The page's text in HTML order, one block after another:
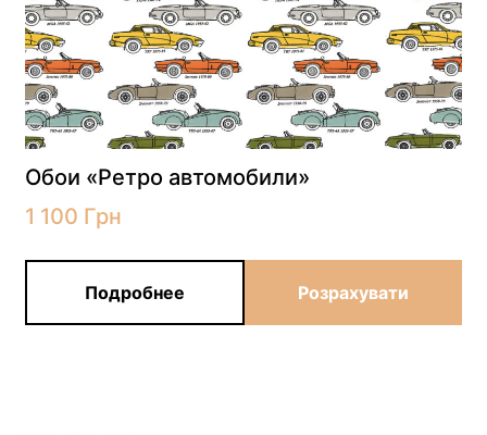
Обои «Ретро автомобили»
1 100 Грн
Подробнее Розрахувати